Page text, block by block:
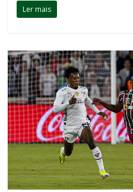
Ler mais